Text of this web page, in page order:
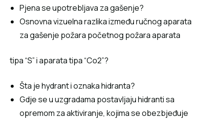
Pjena se upotrebljava za gašenje?
Osnovna vizuelna razlika između ručnog aparata
za gašenje požara početnog požara aparata
tipa “S” i aparata tipa “Co2”?
Šta je hydrant i oznaka hidranta?
Gdje se u uzgradama postavljaju hidranti sa
opremom za aktiviranje, kojima se obezbjeđuje